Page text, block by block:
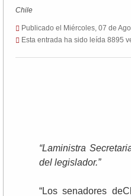
Chile
Publicado el Miércoles, 07 de
Esta entrada ha sido leída 8895
“Laministra
del legislador.”
“Los senadores